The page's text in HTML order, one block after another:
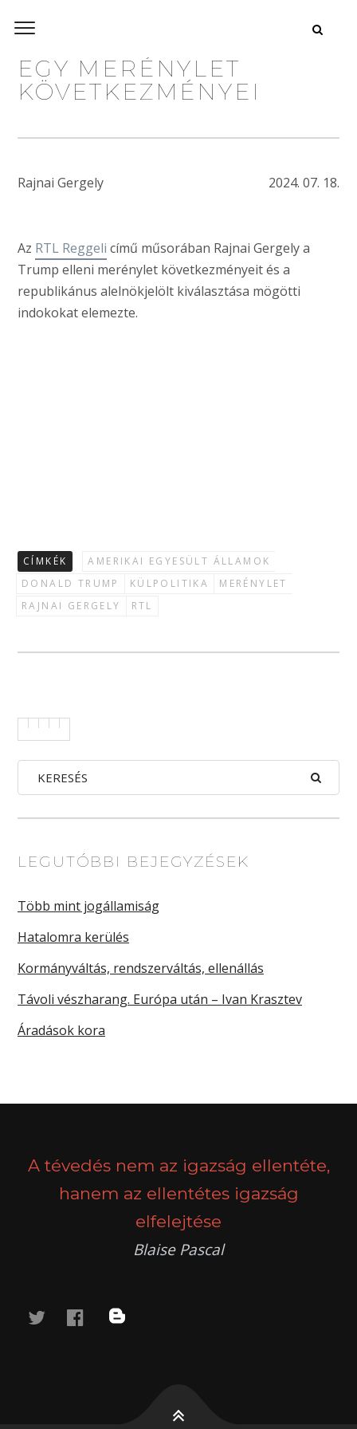
EGY MERÉNYLET
KÖVETKEZMÉNYEI
Rajnai Gergely 2024. 07. 18.
Az RTL Reggeli című műsorában Rajnai Gergely a
Trump elleni merénylet következményeit és a
republikánus alelnökjelölt kiválasztása mögötti
indokokat elemezte.
CÍMKÉK
AMERIKAI EGYESÜLT ÁLLAMOK
DONALD TRUMP
KÜLPOLITIKA
MERÉNYLET
RAJNAI GERGELY
RTL
LEGUTÓBBI BEJEGYZÉSEK
Több mint jogállamiság
Hatalomra kerülés
Kormányváltás, rendszerváltás, ellenállás
Távoli vészharang. Európa után – Ivan Krasztev
Áradások kora
A tévedés nem az igazság ellentéte,
hanem az ellentétes igazság
elfelejtése
Blaise Pascal
twitterfacebook
blog